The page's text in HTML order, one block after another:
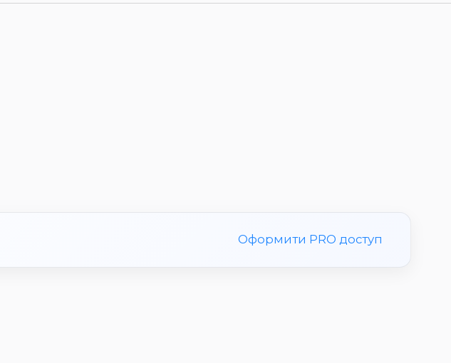
Оформити PRO доступ